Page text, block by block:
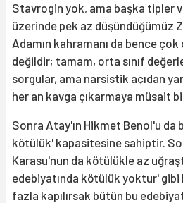
Stavrogin yok, ama başka tipler
üzerinde pek az düşündüğümüz
Adamın kahramanı da bence
değildir; tamam, orta sınıf
sorgular, ama narsistik açıdan
her an kavga çıkarmaya müsait
Sonra Atay'ın Hikmet Benol'u da
kötülük' kapasitesine sahiptir.
Karasu'nun da kötülükle az
edebiyatında kötülük yoktur'
fazla kapılırsak bütün bu